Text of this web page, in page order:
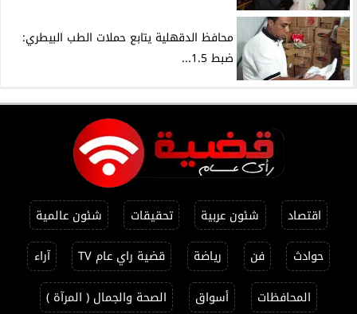
محافظ الدقهلية يتابع حملات الطب البيطري:
ضبط 1.5...
اقتصاد شئون عربية تحقيقات
شئون عالمية
حوادث
فن رياضة قضية راي عام TV
آراء
المحافظات
أسواق الصحة والجمال ( المرآة )